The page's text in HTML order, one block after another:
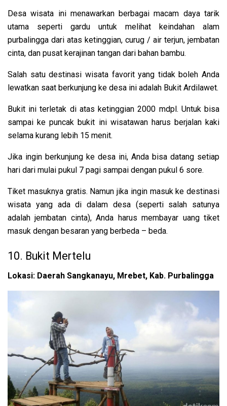
Desa wisata ini menawarkan berbagai macam daya tarik
utama seperti gardu untuk melihat keindahan alam
purbalingga dari atas ketinggian, curug / air terjun, jembatan
cinta, dan pusat kerajinan tangan dari bahan bambu.
Salah satu destinasi wisata favorit yang tidak boleh Anda
lewatkan saat berkunjung ke desa ini adalah Bukit Ardilawet.
Bukit ini terletak di atas ketinggian 2000 mdpl. Untuk bisa
sampai ke puncak bukit ini wisatawan harus berjalan kaki
selama kurang lebih 15 menit.
Jika ingin berkunjung ke desa ini, Anda bisa datang setiap
hari dari mulai pukul 7 pagi sampai dengan pukul 6 sore.
Tiket masuknya gratis. Namun jika ingin masuk ke destinasi
wisata yang ada di dalam desa (seperti salah satunya
adalah jembatan cinta), Anda harus membayar uang tiket
masuk dengan besaran yang berbeda – beda.
10. Bukit Mertelu
Lokasi: Daerah Sangkanayu, Mrebet, Kab. Purbalingga